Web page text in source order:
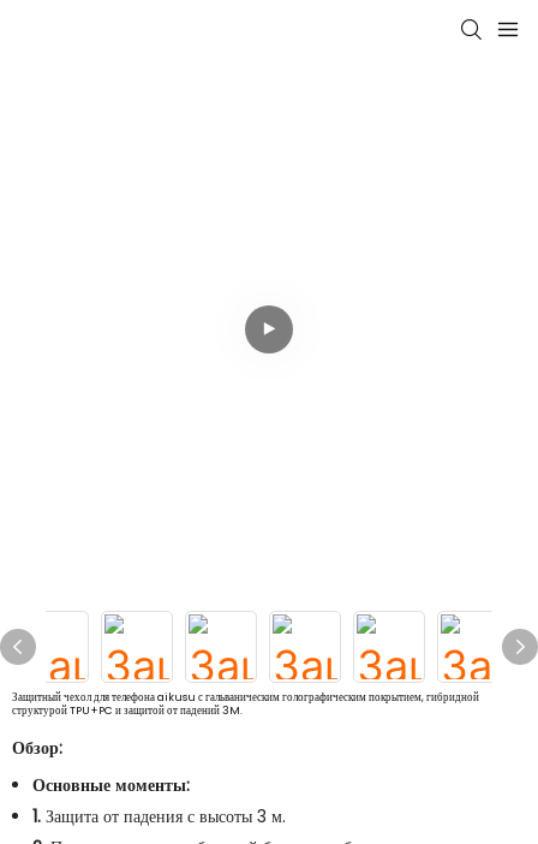
Защитный чехол для телефона aikusu с гальваническим голографическим покрытием, гибридной
структурой TPU+PC и защитой от падений 3M.
Обзор:
Основные моменты:
1.Защита от падения с высоты 3 м.